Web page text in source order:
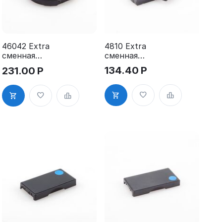
46042 Extra
сменная
штемпельная
подушка для
Extra
Hummer
46042 1шт.
231.00 Р
4810 Extra
сменная
штемпельная
подушка для
GRM 4810
Extra
134.40 Р